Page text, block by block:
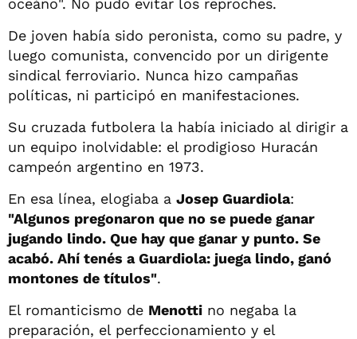
De joven había sido peronista, como su padre, y
luego comunista, convencido por un dirigente
sindical ferroviario. Nunca hizo campañas
políticas, ni participó en manifestaciones.
Su cruzada futbolera la había iniciado al dirigir a
un equipo inolvidable: el prodigioso Huracán
campeón argentino en 1973.
En esa línea, elogiaba a Josep Guardiola:
"Algunos pregonaron que no se puede ganar
jugando lindo. Que hay que ganar y punto. Se
acabó. Ahí tenés a Guardiola: juega lindo, ganó
montones de títulos".
El romanticismo de Menotti no negaba la
preparación, el perfeccionamiento y el